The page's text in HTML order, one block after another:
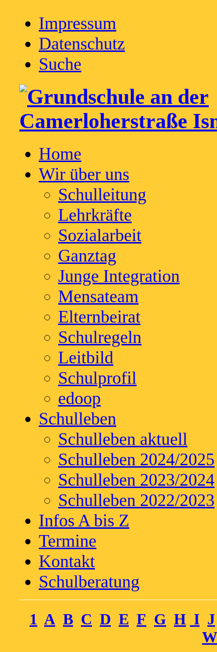
Impressum
Datenschutz
Suche
Home
Wir über uns
Schulleitung
Lehrkräfte
Sozialarbeit
Ganztag
Junge Integration
Mensateam
Elternbeirat
Schulregeln
Leitbild
Schulprofil
edoop
Schulleben
Schulleben aktuell
Schulleben 2024/2025
Schulleben 2023/2024
Schulleben 2022/2023
Infos A bis Z
Termine
Kontakt
Schulberatung
1 A B C D E F G H I J
W